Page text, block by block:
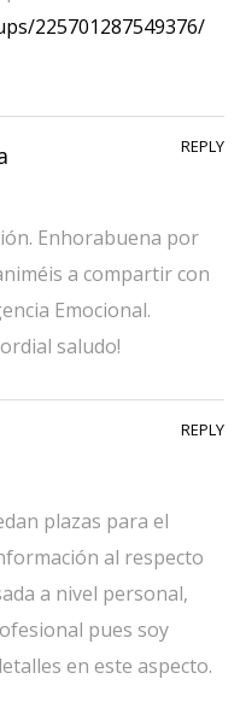
225701287549376/
Enhorabuena por
a compartir con
Emocional.
saludo!
REPLY
plazas para el
al respecto
a nivel personal,
pues soy
en este aspecto.
REPLY